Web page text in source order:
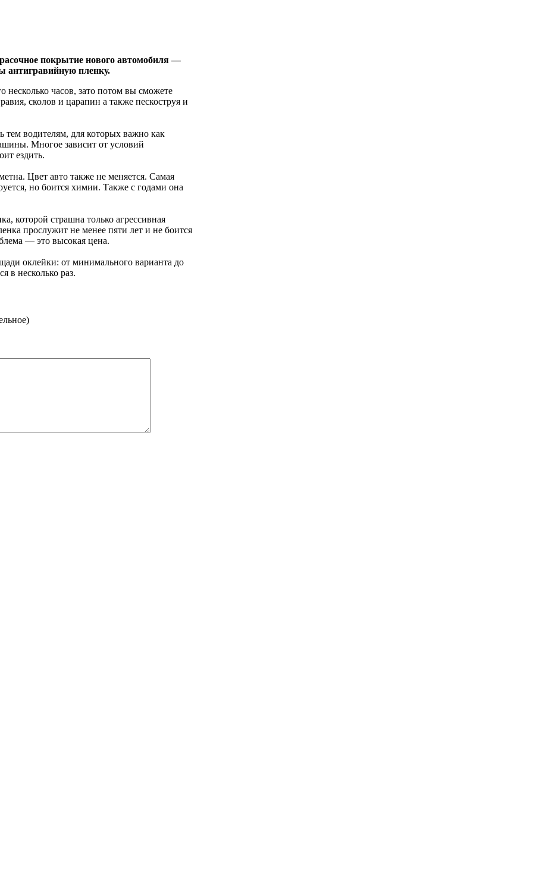
покрытие нового автомобиля —
антигравийную пленку.
несколько часов, зато потом вы сможете
сколов и царапин а также пескоструя и
тем водителям, для которых важно как
Многое зависит от условий
ездить.
Цвет авто также не меняется. Самая
но боится химии. Также с годами она
которой страшна только агрессивная
прослужит не менее пяти лет и не боится
— это высокая цена.
оклейки: от минимального варианта до
в несколько раз.